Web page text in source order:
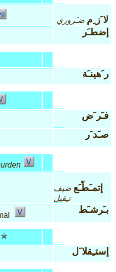
لا َز ِم ضـَروري
إضطـَر
ر َهينـَة
فـَر َض
صـَد َر
إتمـَطّـَع ضيف
تـِقيل
بـَرشـَط
إستـِقلا َل